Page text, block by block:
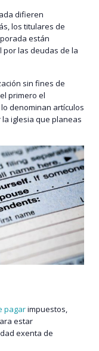
difieren
los titulares de
están
las deudas de la
sin fines de
primero el
denominan artículos
iglesia que planeas
pagarimpuestos,
estar
exenta de